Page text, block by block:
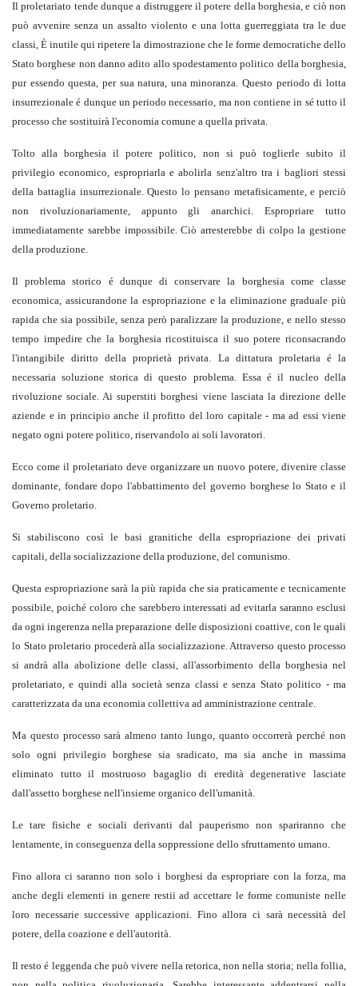
Il proletariato tende dunque a distruggere il potere della borghesia, e ciò non
può avvenire senza un assalto violento e una lotta guerreggiata tra le due
classi, È inutile qui ripetere la dimostrazione che le forme democratiche dello
Stato borghese non danno adito allo spodestamento politico della borghesia,
pur essendo questa, per sua natura, una minoranza. Questo periodo di lotta
insurrezionale é dunque un periodo necessario, ma non contiene in sé tutto il
processo che sostituirà l'economia comune a quella privata.
Tolto alla borghesia il potere politico, non si può toglierle subito il
privilegio economico, espropriarla e abolirla senz'altro tra i bagliori stessi
della battaglia insurrezionale. Questo lo pensano metafisicamente, e perciò
non rivoluzionariamente, appunto gli anarchici. Espropriare tutto
immediatamente sarebbe impossibile. Ciò arresterebbe di colpo la gestione
della produzione.
Il problema storico é dunque di conservare la borghesia come classe
economica, assicurandone la espropriazione e la eliminazione graduale più
rapida che sia possibile, senza però paralizzare la produzione, e nello stesso
tempo impedire che la borghesia ricostituisca il suo potere riconsacrando
l'intangibile diritto della proprietà privata. La dittatura proletaria é la
necessaria soluzione storica di questo problema. Essa é il nucleo della
rivoluzione sociale. Ai superstiti borghesi viene lasciata la direzione delle
aziende e in principio anche il profitto del loro capitale - ma ad essi viene
negato ogni potere politico, riservandolo ai soli lavoratori.
Ecco come il proletariato deve organizzare un nuovo potere, divenire classe
dominante, fondare dopo l'abbattimento del governo borghese lo Stato e il
Governo proletario.
Si stabiliscono così le basi granitiche della espropriazione dei privati
capitali, della socializzazione della produzione, del comunismo.
Questa espropriazione sarà la più rapida che sia praticamente e tecnicamente
possibile, poiché coloro che sarebbero interessati ad evitarla saranno esclusi
da ogni ingerenza nella preparazione delle disposizioni coattive, con le quali
lo Stato proletario procederà alla socializzazione. Attraverso questo processo
si andrà alla abolizione delle classi, all'assorbimento della borghesia nel
proletariato, e quindi alla società senza classi e senza Stato politico - ma
caratterizzata da una economia collettiva ad amministrazione centrale.
Ma questo processo sarà almeno tanto lungo, quanto occorrerà perché non
solo ogni privilegio borghese sia sradicato, ma sia anche in massima
eliminato tutto il mostruoso bagaglio di eredità degenerative lasciate
dall'assetto borghese nell'insieme organico dell'umanità.
Le tare fisiche e sociali derivanti dal pauperismo non spariranno che
lentamente, in conseguenza della soppressione dello sfruttamento umano.
Fino allora ci saranno non solo i borghesi da espropriare con la forza, ma
anche degli elementi in genere restii ad accettare le forme comuniste nelle
loro necessarie successive applicazioni. Fino allora ci sarà necessità del
potere, della coazione e dell'autorità.
Il resto é leggenda che può vivere nella retorica, non nella storia; nella follia,